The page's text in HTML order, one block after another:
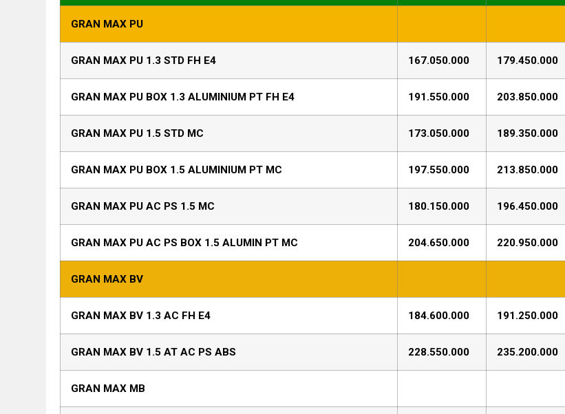
GRAN MAX PU
GRAN MAX PU 1.3 STD FH E4 167.050.000 179.450.000
GRAN MAX PU BOX 1.3 ALUMINIUM PT FH E4 191.550.000 203.850.000
GRAN MAX PU 1.5 STD MC 173.050.000 189.350.000
GRAN MAX PU BOX 1.5 ALUMINIUM PT MC 197.550.000 213.850.000
GRAN MAX PU AC PS 1.5 MC 180.150.000 196.450.000
GRAN MAX PU AC PS BOX 1.5 ALUMIN PT MC 204.650.000 220.950.000
GRAN MAX BV
GRAN MAX BV 1.3 AC FH E4 184.600.000 191.250.000
GRAN MAX BV 1.5 AT AC PS ABS 228.550.000 235.200.000
GRAN MAX MB